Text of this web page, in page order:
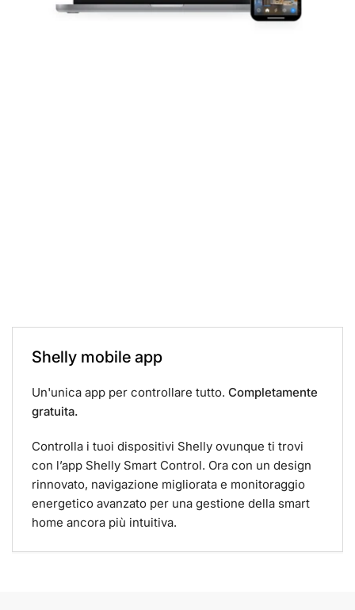
Shelly mobile app
Un'unica app per controllare tutto. Completamente
gratuita.
Controlla i tuoi dispositivi Shelly ovunque ti trovi
con l’app Shelly Smart Control. Ora con un design
rinnovato, navigazione migliorata e monitoraggio
energetico avanzato per una gestione della smart
home ancora più intuitiva.